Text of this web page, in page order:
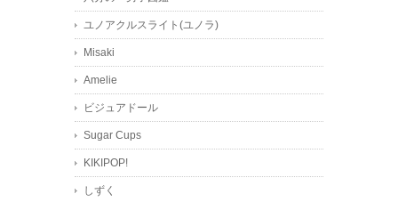
ユノアクルスライト(ユノラ)
Misaki
Amelie
ビジュアドール
Sugar Cups
KIKIPOP!
しずく